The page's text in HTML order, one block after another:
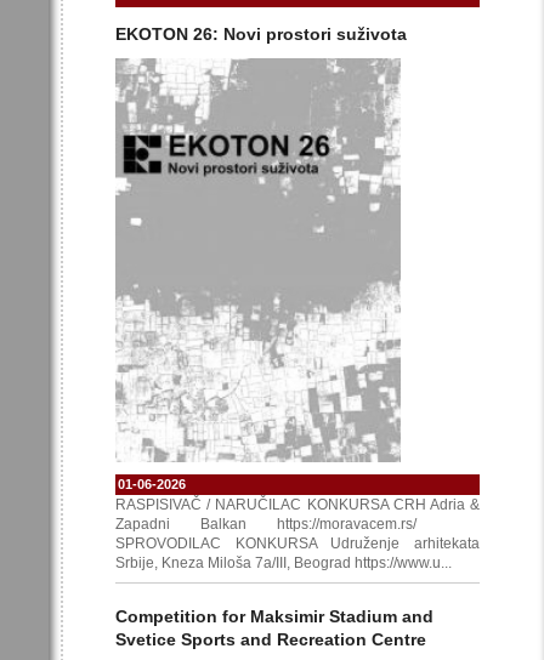
EKOTON 26: Novi prostori suživota
01-06-2026
RASPISIVAČ / NARUČILAC KONKURSA CRH Adria &
Zapadni Balkan https://moravacem.rs/
SPROVODILAC KONKURSA Udruženje arhitekata
Srbije, Kneza Miloša 7a/III, Beograd https://www.u...
Competition for Maksimir Stadium and
Svetice Sports and Recreation Centre